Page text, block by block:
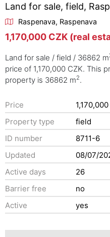
Land for sale, field,
Raspenava, Raspenava
1,170,000 CZK (real
Land for sale / field / 36862 m
price of 1,170,000 CZK. This
property is 36862 m2.
Price
Property type
field
ID number
8711-6
Updated
08/07/
Active days
26
Barrier free
no
Active
yes